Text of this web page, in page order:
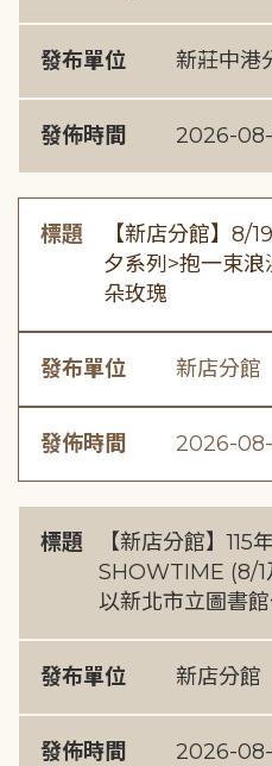
發布單位 新莊中港
發佈時間 2026-
標題
【新店分館】8/
夕系列>抱一束
朵玫瑰
發布單位 新店分館
發佈時間 2026-
標題
【新店分館】115
SHOWTIME (8/1
以新北市立圖書
發布單位 新店分館
發佈時間 2026-